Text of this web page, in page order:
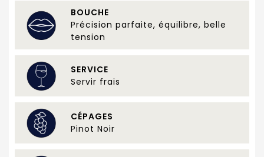
BOUCHE
Précision parfaite, équilibre, belle
tension
SERVICE
Servir frais
CÉPAGES
Pinot Noir